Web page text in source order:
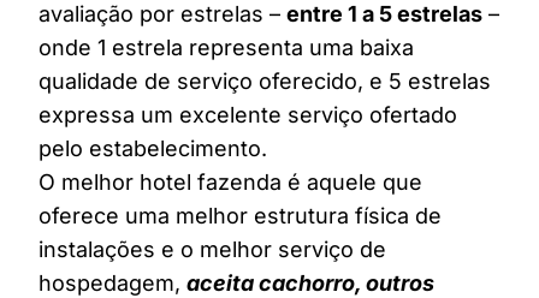
avaliação por estrelas – entre 1 a 5 estrelas –
onde 1 estrela representa uma baixa
qualidade de serviço oferecido, e 5 estrelas
expressa um excelente serviço ofertado
pelo estabelecimento.
O melhor hotel fazenda é aquele que
oferece uma melhor estrutura física de
instalações e o melhor serviço de
hospedagem, aceita cachorro, outros